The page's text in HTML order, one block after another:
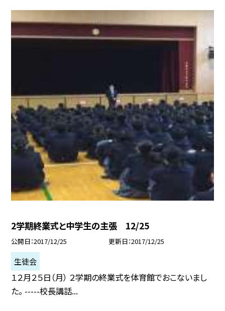
2学期終業式と中学生の主張 12/25
公開日 2017/12/25 更新日 2017/12/25
生徒会
１２月２５日（月） ２学期の終業式を体育館でおこないまし
た。 -----校長講話...